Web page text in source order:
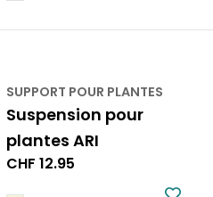
SUPPORT POUR PLANTES
Suspension pour
plantes ARI
Prix
CHF 12.95